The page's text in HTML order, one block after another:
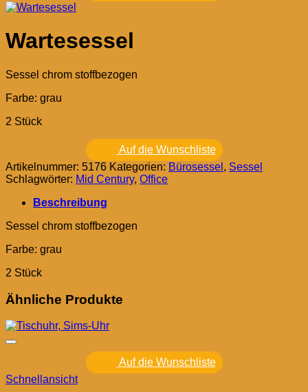
Wartesessel
Sessel chrom stoffbezogen
Farbe: grau
2 Stück
Auf die Wunschliste
Artikelnummer: 5176 Kategorien: Bürosessel , Sessel
Schlagwörter: Mid Century, Office
Beschreibung
Sessel chrom stoffbezogen
Farbe: grau
2 Stück
Ähnliche Produkte
Auf die Wunschliste
Schnellansicht